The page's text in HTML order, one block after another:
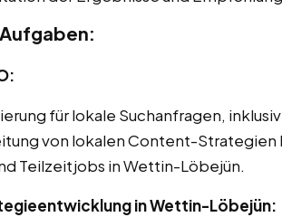
für lokale Suchanfragen,
von lokalen Content-
Teilzeitjobs in Wettin-Löbejün.
in Wettin-Löbejün: